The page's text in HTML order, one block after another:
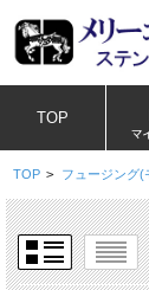
TOP
TOP > フュージング(